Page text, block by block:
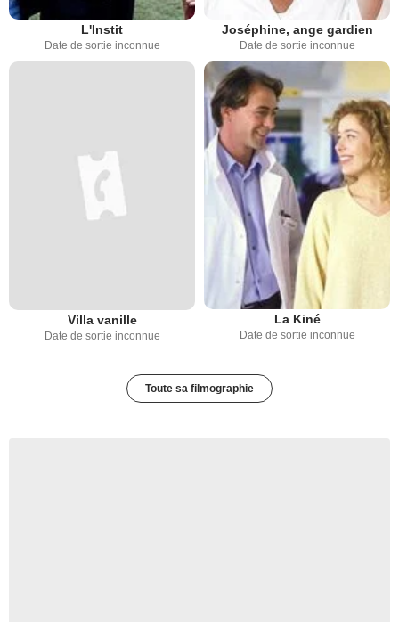
L'Instit
Date de sortie inconnue
Joséphine, ange gardien
Date de sortie inconnue
Villa vanille
Date de sortie inconnue
La Kiné
Date de sortie inconnue
Toute sa filmographie